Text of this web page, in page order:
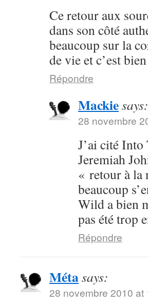
Ce retour aux
dans son côté
beaucoup sur la
de vie et c’est
Répondre
Mackiesays:
28 novembre
J’ai cité
Jeremiah
« retour à la
beaucoup
Wild a bien
pas été trop
Répondre
Métasays:
28 novembre 2010 at